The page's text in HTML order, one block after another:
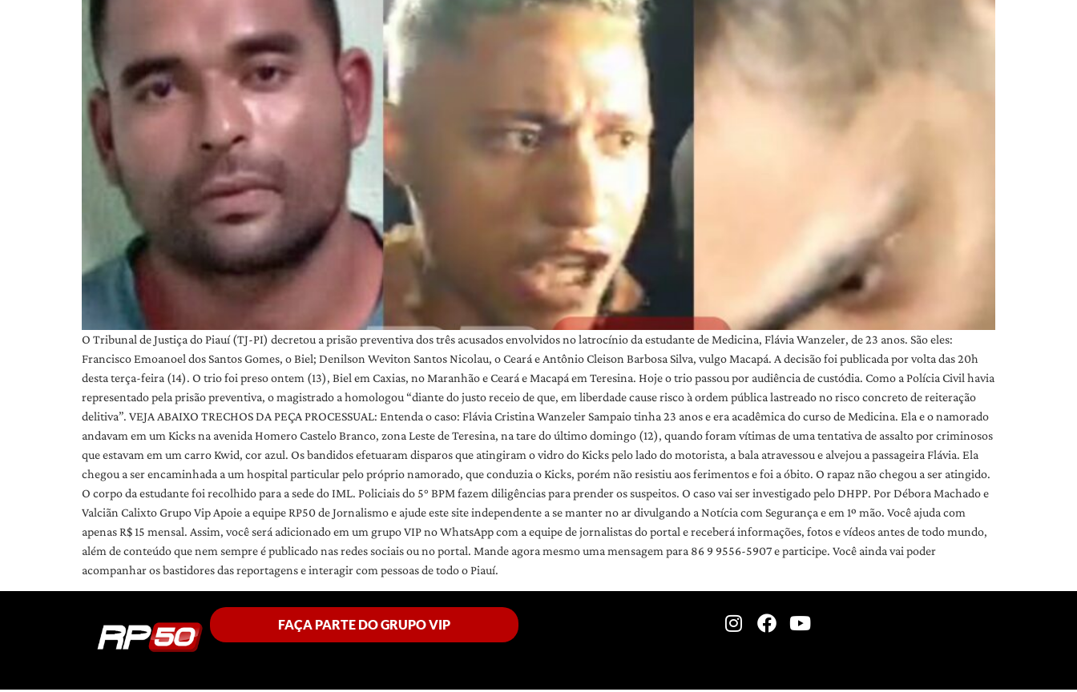
O Tribunal de Justiça do Piauí (TJ-PI) decretou a prisão preventiva dos três acusados envolvidos no latrocínio da estudante de Medicina, Flávia Wanzeler, de 23 anos. São eles:
Francisco Emoanoel dos Santos Gomes, o Biel; Denilson Weviton Santos Nicolau, o Ceará e Antônio Cleison Barbosa Silva, vulgo Macapá. A decisão foi publicada por volta das 20h
desta terça-feira (14). O trio foi preso ontem (13), Biel em Caxias, no Maranhão e Ceará e Macapá em Teresina. Hoje o trio passou por audiência de custódia. Como a Polícia Civil havia
representado pela prisão preventiva, o magistrado a homologou “diante do justo receio de que, em liberdade cause risco à ordem pública lastreado no risco concreto de reiteração
delitiva”. VEJA ABAIXO TRECHOS DA PEÇA PROCESSUAL: Entenda o caso: Flávia Cristina Wanzeler Sampaio tinha 23 anos e era acadêmica do curso de Medicina. Ela e o namorado
andavam em um Kicks na avenida Homero Castelo Branco, zona Leste de Teresina, na tare do último domingo (12), quando foram vítimas de uma tentativa de assalto por criminosos
que estavam em um carro Kwid, cor azul. Os bandidos efetuaram disparos que atingiram o vidro do Kicks pelo lado do motorista, a bala atravessou e alvejou a passageira Flávia. Ela
chegou a ser encaminhada a um hospital particular pelo próprio namorado, que conduzia o Kicks, porém não resistiu aos ferimentos e foi a óbito. O rapaz não chegou a ser atingido.
O corpo da estudante foi recolhido para a sede do IML. Policiais do 5° BPM fazem diligências para prender os suspeitos. O caso vai ser investigado pelo DHPP. Por Débora Machado e
Valciãn Calixto Grupo Vip Apoie a equipe RP50 de Jornalismo e ajude este site independente a se manter no ar divulgando a Notícia com Segurança e em 1º mão. Você ajuda com
apenas R$ 15 mensal. Assim, você será adicionado em um grupo VIP no WhatsApp com a equipe de jornalistas do portal e receberá informações, fotos e vídeos antes de todo mundo,
além de conteúdo que nem sempre é publicado nas redes sociais ou no portal. Mande agora mesmo uma mensagem para 86 9 9556-5907 e participe. Você ainda vai poder
acompanhar os bastidores das reportagens e interagir com pessoas de todo o Piauí.
FAÇA PARTE DO GRUPO VIP